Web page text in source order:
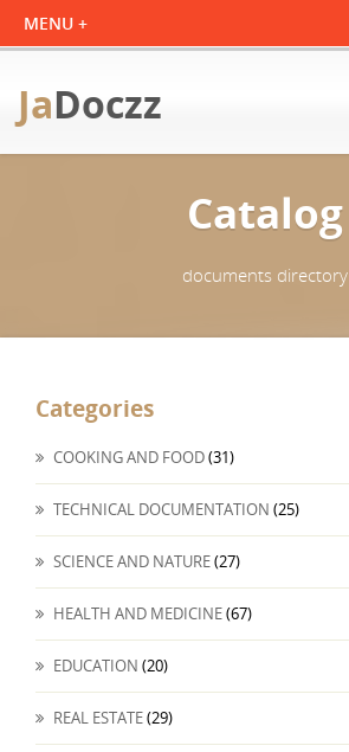
JaDoczz
Catalog
documents directory
Categories
COOKING AND FOOD(31)
TECHNICAL DOCUMENTATION (25)
SCIENCE AND NATURE(27)
HEALTH AND MEDICINE(67)
EDUCATION (20)
REAL ESTATE(29)